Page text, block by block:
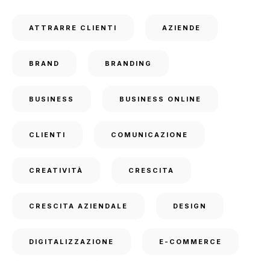
ATTRARRE CLIENTI AZIENDE
BRAND BRANDING
BUSINESS BUSINESS ONLINE
CLIENTI COMUNICAZIONE
CREATIVITÀ CRESCITA
CRESCITA AZIENDALE DESIGN
DIGITALIZZAZIONE E-COMMERCE